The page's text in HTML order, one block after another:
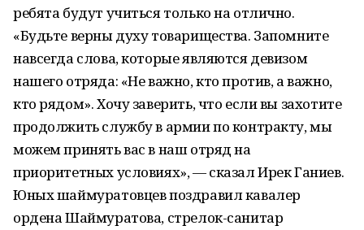
ребята будут учиться только на отлично.
«Будьте верны духу товарищества. Запомните
навсегда слова, которые являются девизом
нашего отряда: «Не важно, кто против, а важно,
кто рядом». Хочу заверить, что если вы захотите
продолжить службу в армии по контракту, мы
можем принять вас в наш отряд на
приоритетных условиях», — сказал Ирек Ганиев.
Юных шаймуратовцев поздравил кавалер
ордена Шаймуратова, стрелок-санитар